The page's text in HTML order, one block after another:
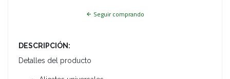
Seguir comprando
DESCRIPCIÓN:
Detalles del producto